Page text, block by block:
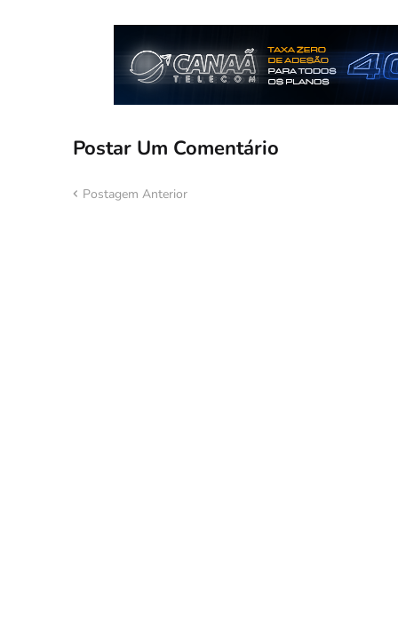
Postar Um Comentário
Postagem Anterior